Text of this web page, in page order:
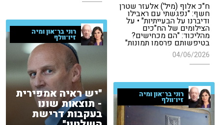
ח"כ אלוף (מיל') אלעזר שטרן
חשף: "נפגשתי עם ראבילו
ודיברנו על הבעייתיות" • על
הצילומים של הח"כים
מהליכוד: "הם מכחישים?
בטיפשותם פרסמו תמונות"
04/06/2026
רוני בר־און ומיה
זיו־וולף
"יש ראיה אמפירית
- תוצאות שונו
בעקבות דרישת
רוני בר־און ומיה
זיו־וולף